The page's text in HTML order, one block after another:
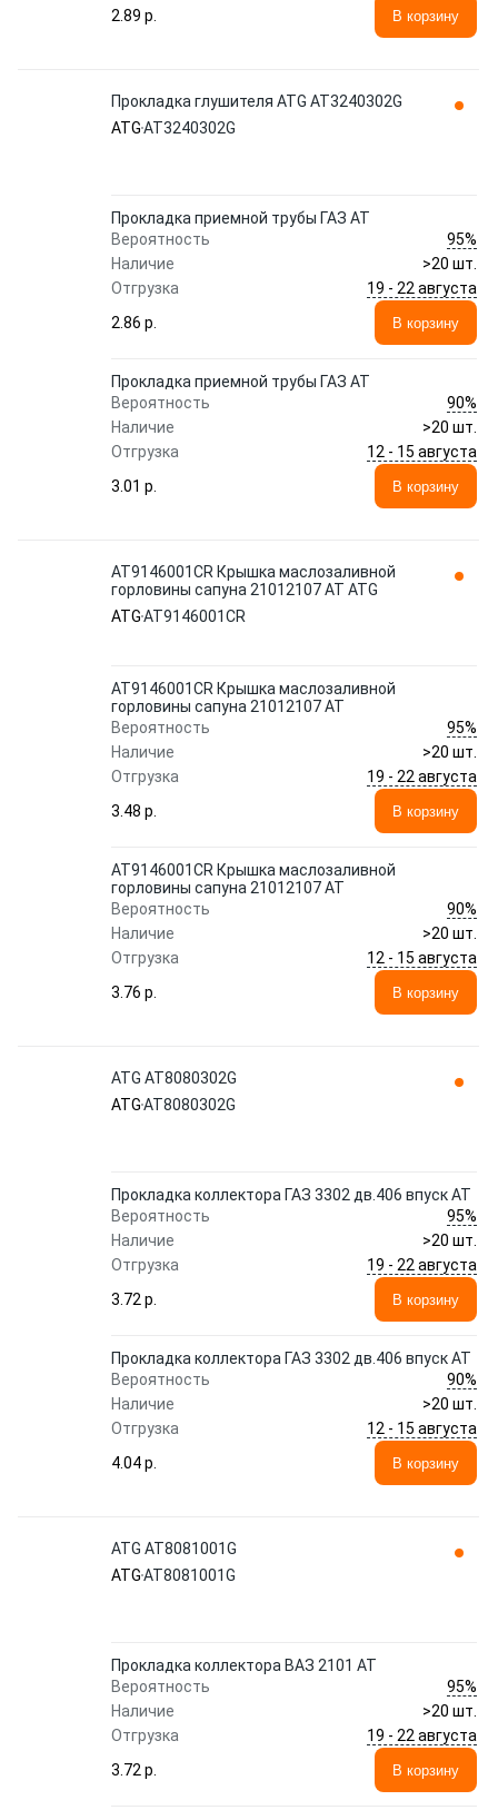
2.89 p.
В корзину
Прокладка глушителя ATG AT3240302G
ATGAT3240302G
Прокладка приемной трубы ГАЗ АТ
Вероятность
95%
Наличие
>20 шт.
Отгрузка
19 - 22 августа
2.86 p.
В корзину
Прокладка приемной трубы ГАЗ АТ
Вероятность
90%
Наличие
>20 шт.
Отгрузка
12 - 15 августа
3.01 p.
В корзину
AT9146001CR Крышка маслозаливной
горловины сапуна 21012107 АТ ATG
ATGAT9146001CR
AT9146001CR Крышка маслозаливной
горловины сапуна 21012107 АТ
Вероятность
95%
Наличие
>20 шт.
Отгрузка
19 - 22 августа
3.48 p.
В корзину
AT9146001CR Крышка маслозаливной
горловины сапуна 21012107 АТ
Вероятность
90%
Наличие
>20 шт.
Отгрузка
12 - 15 августа
3.76 p.
В корзину
ATG AT8080302G
ATGAT8080302G
Прокладка коллектора ГАЗ 3302 дв.406 впуск АТ
Вероятность
95%
Наличие
>20 шт.
Отгрузка
19 - 22 августа
3.72 p.
В корзину
Прокладка коллектора ГАЗ 3302 дв.406 впуск АТ
Вероятность
90%
Наличие
>20 шт.
Отгрузка
12 - 15 августа
4.04 p.
В корзину
ATG AT8081001G
ATGAT8081001G
Прокладка коллектора ВАЗ 2101 АТ
Вероятность
95%
Наличие
>20 шт.
Отгрузка
19 - 22 августа
3.72 p.
В корзину